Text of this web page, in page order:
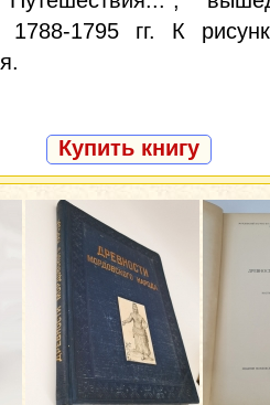
1795 гг. К
Купить книгу